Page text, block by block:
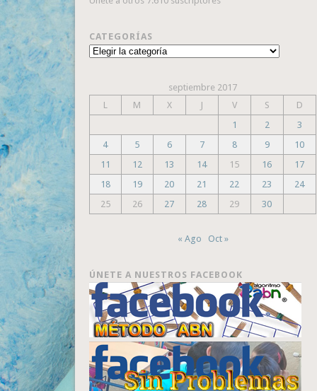
CATEGORÍAS
Categorías
septiembre 2017
L
M X J V S
D
1
2
3
4
5 6 7 8 9
10
11
12 13 14 15 16
17
18
19 20 21 22 23
24
25
26 27 28 29 30
« Ago Oct »
ÚNETE A NUESTROS FACEBOOK